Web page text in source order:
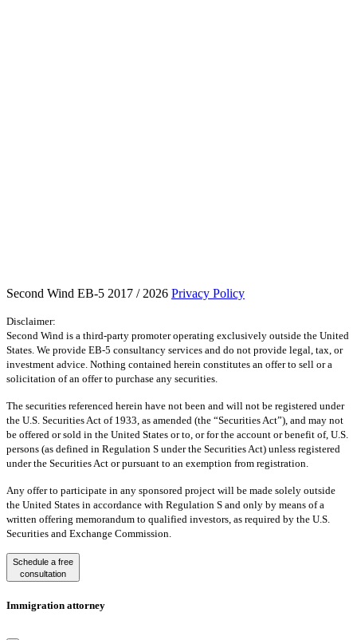
Second Wind EB-5 2017 / 2026 Privacy Policy
Disclaimer:
Second Wind is a third-party promoter operating exclusively outside the United
States. We provide EB-5 consultancy services and do not provide legal, tax, or
investment advice. Nothing contained herein constitutes an offer to sell or a
solicitation of an offer to purchase any securities.
The securities referenced herein have not been and will not be registered under
the U.S. Securities Act of 1933, as amended (the “Securities Act”), and may not
be offered or sold in the United States or to, or for the account or benefit of, U.S.
persons (as defined in Regulation S under the Securities Act) unless registered
under the Securities Act or pursuant to an exemption from registration.
Any offer to participate in any sponsored project will be made solely outside
the United States in accordance with Regulation S and only by means of a
written offering memorandum to qualified investors, as required by the U.S.
Securities and Exchange Commission.
Schedule a free
consultation
Immigration attorney